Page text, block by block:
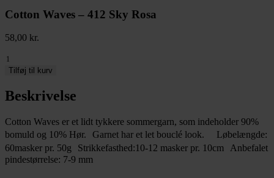
Cotton Waves – 412 Sky Rosa
58,00 kr.
Cotton
Waves
412
Sky
antal
Tilføj til kurv
Beskrivelse
Cotton Waves er et lidt tykkere sommergarn, som indeholder 90%
bomuld og 10% Hør. Garnet har et let bouclé look. Løbelængde:
60masker pr. 50g Strikkefasthed:10-12 masker pr. 10cm Anbefalet
pindestørrelse: 7-9 mm